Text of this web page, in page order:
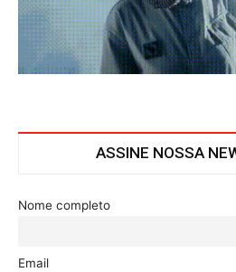
ASSINE NOSSA
Nome completo
Email